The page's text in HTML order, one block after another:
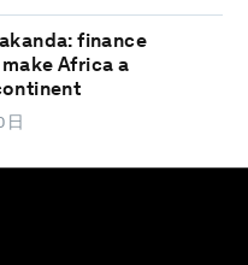
finance
Africa a
日